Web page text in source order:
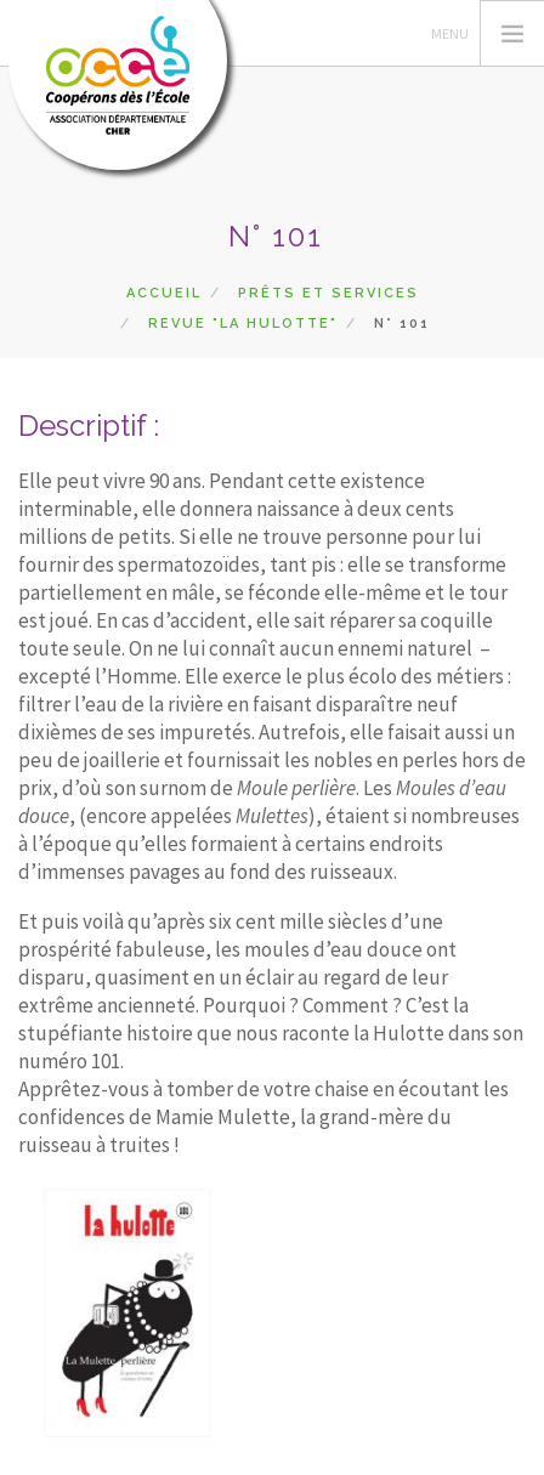
ACTIONS PÉDAGOGIQUES
GÉRER SA COOPÉRATIVE
RESSOURCES
CONTACT
N° 101
ACCUEIL
PRÊTS ET SERVICES
REVUE "LA HULOTTE"
N° 101
Descriptif :
Elle peut vivre 90 ans. Pendant cette existence
interminable, elle donnera naissance à deux cents
millions de petits. Si elle ne trouve personne pour lui
fournir des spermatozoïdes, tant pis : elle se transforme
partiellement en mâle, se féconde elle-même et le tour
est joué. En cas d’accident, elle sait réparer sa coquille
toute seule. On ne lui connaît aucun ennemi naturel –
excepté l’Homme. Elle exerce le plus écolo des métiers :
filtrer l’eau de la rivière en faisant disparaître neuf
dixièmes de ses impuretés. Autrefois, elle faisait aussi un
peu de joaillerie et fournissait les nobles en perles hors de
prix, d’où son surnom deMoule perlière. LesMoules d’eau
douce, (encore appeléesMulettes), étaient si nombreuses
à l’époque qu’elles formaient à certains endroits
d’immenses pavages au fond des ruisseaux.
Et puis voilà qu’après six cent mille siècles d’une
prospérité fabuleuse, les moules d’eau douce ont
disparu, quasiment en un éclair au regard de leur
extrême ancienneté. Pourquoi ? Comment ? C’est la
stupéfiante histoire que nous raconte la Hulotte dans son
numéro 101.
Apprêtez-vous à tomber de votre chaise en écoutant les
confidences de Mamie Mulette, la grand-mère du
ruisseau à truites !